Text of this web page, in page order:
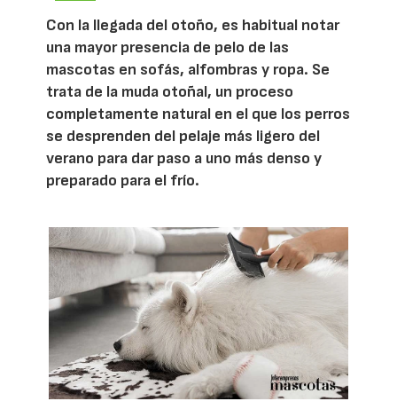
Con la llegada del otoño, es habitual notar
una mayor presencia de pelo de las
mascotas en sofás, alfombras y ropa. Se
trata de la muda otoñal, un proceso
completamente natural en el que los perros
se desprenden del pelaje más ligero del
verano para dar paso a uno más denso y
preparado para el frío.